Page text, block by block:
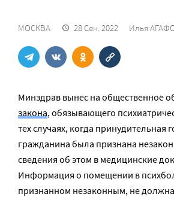
МОСКВА 28 Сен. 2022 Илья
Минздрав вынес на общественное
закона, обязывающего
тех случаях, когда принудительная
гражданина была признана
сведения об этом в медицинские
Информация о помещении в
признанном незаконным, не должна